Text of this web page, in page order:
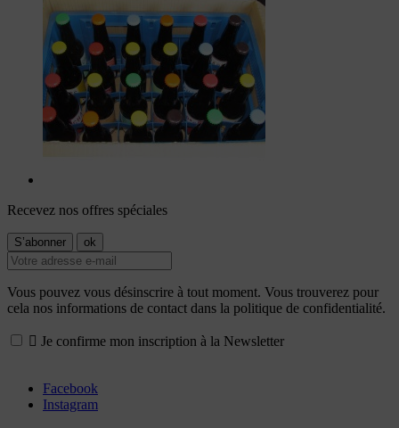
Recevez nos offres spéciales
Vous pouvez vous désinscrire à tout moment. Vous trouverez pour
cela nos informations de contact dans la politique de confidentialité.
 Je confirme mon inscription à la Newsletter
Facebook
Instagram